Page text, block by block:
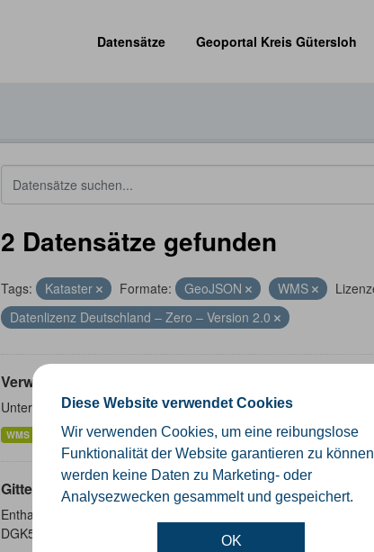
Diese Website verwendet Cookies
Wir verwenden Cookies, um eine reibungslose
Funktionalität der Website garantieren zu
werden keine Daten zu Marketing- oder
Analysezwecken gesammelt und gespeichert.
OK
Datensätze
Geoportal Kreis Gütersloh
2 Datensätze gefunden
Tags: Kataster Formate: GeoJSON WMS
Datenlizenz Deutschland – Zero – Version 2.0
Verwaltungsgrenzen
Unterschiedliche Ebenen der Verwaltungsgrenzen im Kreis
WMS SHP GeoJSON KML
Gitternetze
Enthalten sind die Gitternetze/ Blattschnitte folgender Produkte:
DGK5 Höhenfolie - DGK5 (GK3) - Kilometerquadrat (GK3)...